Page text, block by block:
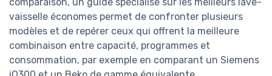
comparaison, un guide spécialisé sur les meilleurs lave-
vaisselle économes permet de confronter plusieurs
modèles et de repérer ceux qui offrent la meilleure
combinaison entre capacité, programmes et
consommation, par exemple en comparant un Siemens